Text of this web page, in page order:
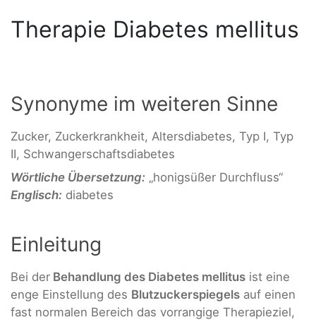
Therapie Diabetes mellitus
Synonyme im weiteren Sinne
Zucker, Zuckerkrankheit, Altersdiabetes, Typ I, Typ
II, Schwangerschaftsdiabetes
Wörtliche Übersetzung: „honigsüßer Durchfluss“
Englisch: diabetes
Einleitung
Bei der Behandlung des Diabetes mellitus ist eine
enge Einstellung des Blutzuckerspiegels auf einen
fast normalen Bereich das vorrangige Therapieziel,